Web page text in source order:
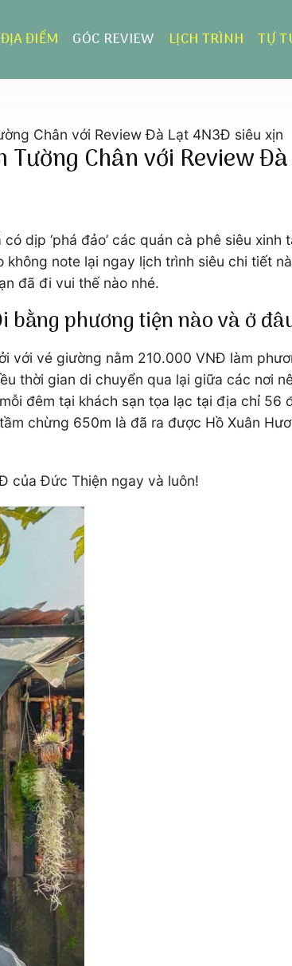
ĐỊA ĐIỂM GÓC REVIEW LỊCH TRÌNH TỰ
Chân với Review Đà Lạt 4N3Đ siêu xịn
Tường Chân với Review
dịp ‘phá đảo’ các quán cà phê siêu xinh
note lại ngay lịch trình siêu chi tiết
đã đi vui thế nào nhé.
bằng phương tiện nào và ở
với vé giường nằm 210.000 VNĐ làm
thời gian di chuyển qua lại giữa các nơi
đêm tại khách sạn tọa lạc tại địa chỉ
chừng 650m là đã ra được Hồ Xuân
của Đức Thiện ngay và luôn!